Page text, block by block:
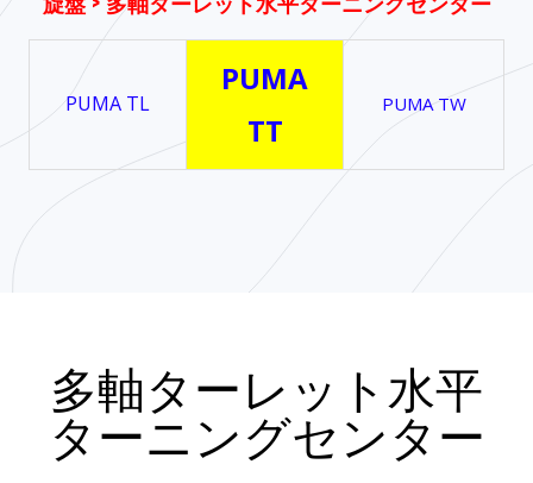
PUMA TL
PUMA
TT
PUMA TW
多軸ターレット水平
ターニングセンター